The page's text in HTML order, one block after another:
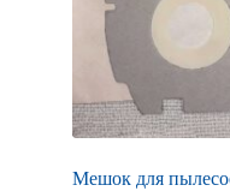
Мешок для